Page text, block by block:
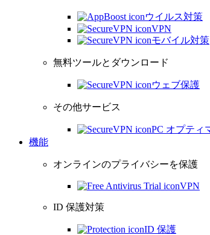
ウイルス対策
VPN
モバイル対策
無料ツールとダウンロード
ウェブ保護
その他サービス
PC オプティ
機能
オンラインのプライバシーを保護
VPN
ID 保護対策
ID 保護